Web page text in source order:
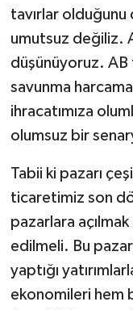
tavırlar
umutsuz değiliz.
düşünüyoruz. AB
savunma
ihracatımıza
olumsuz bir
Tabii ki pazarı
ticaretimiz son
pazarlara
edilmeli. Bu
yaptığı
ekonomileri hem